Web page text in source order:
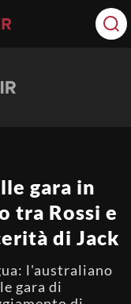
gara in
tra Rossi e
di Jack
l'australiano
gara di